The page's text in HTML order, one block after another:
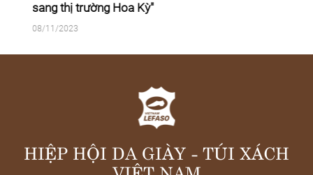
sang thị trường Hoa Kỳ"
08/11/2023
HIỆP HỘI DA GIÀY - TÚI XÁCH